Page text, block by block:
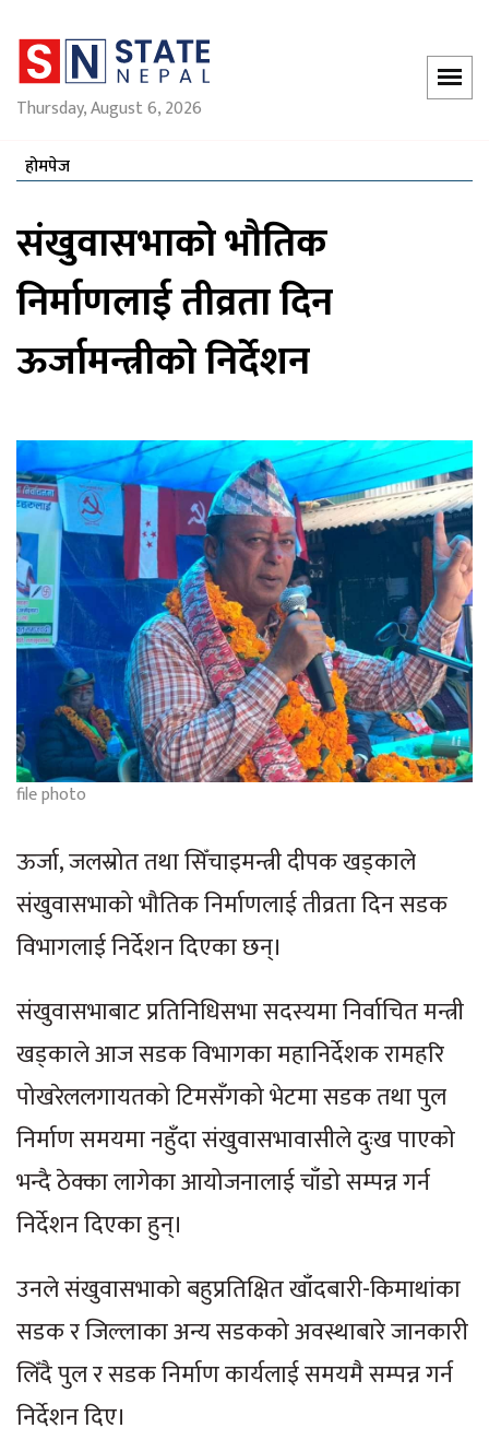
Thursday, August 6, 2026
होमपेज
संखुवासभाको भौतिक
निर्माणलाई तीव्रता दिन
ऊर्जामन्त्रीको निर्देशन
file photo
ऊर्जा, जलस्रोत तथा सिँचाइमन्त्री दीपक खड्काले
संखुवासभाको भौतिक निर्माणलाई तीव्रता दिन सडक
विभागलाई निर्देशन दिएका छन्।
संखुवासभाबाट प्रतिनिधिसभा सदस्यमा निर्वाचित मन्त्री
खड्काले आज सडक विभागका महानिर्देशक रामहरि
पोखरेललगायतको टिमसँगको भेटमा सडक तथा पुल
निर्माण समयमा नहुँदा संखुवासभावासीले दुःख पाएको
भन्दै ठेक्का लागेका आयोजनालाई चाँडो सम्पन्न गर्न
निर्देशन दिएका हुन्।
उनले संखुवासभाको बहुप्रतिक्षित खाँदबारी-किमाथांका
सडक र जिल्लाका अन्य सडकको अवस्थाबारे जानकारी
लिँदै पुल र सडक निर्माण कार्यलाई समयमै सम्पन्न गर्न
निर्देशन दिए।